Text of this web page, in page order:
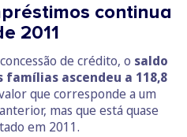
continua
2011
de crédito, o saldo
ascendeu a 118,8
que corresponde a um
mas que está quase
em 2011.